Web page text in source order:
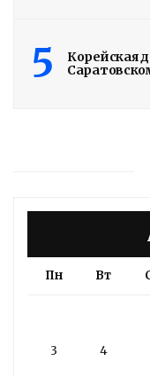
5
Корейская
Пн Вт
3 4